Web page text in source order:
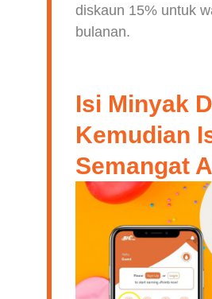
diskaun 15% untuk
bulanan.
Isi Minyak
Kemudian
Semangat